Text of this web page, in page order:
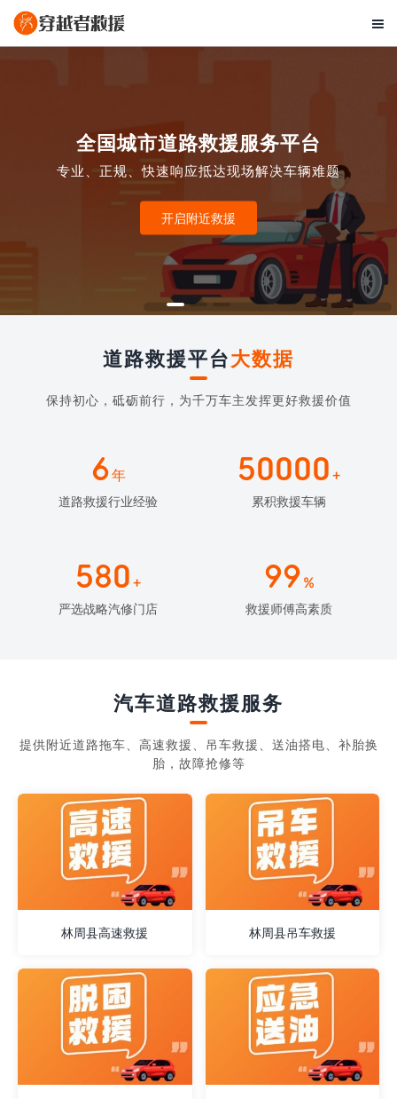

全国城市道路救援服务平台
专业、正规、快速响应抵达现场解决车辆难题
开启附近救援
道路救援平台大数据
保持初心，砥砺前行，为千万车主发挥更好救援价值
6年
道路救援行业经验
50000 +
累积救援车辆
580 +
严选战略汽修门店
99 %
救援师傅高素质
汽车道路救援服务
提供附近道路拖车、高速救援、吊车救援、送油搭电、补胎换
胎，故障抢修等
林周县高速救援 林周县吊车救援